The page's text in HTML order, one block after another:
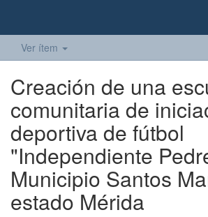
Ver ítem
Creación de una
comunitaria de
deportiva de fútbol
"Independiente
Municipio Santos
estado Mérida